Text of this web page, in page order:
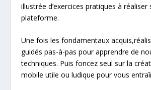
illustrée d’exercices pratiques à réaliser
plateforme.
Une fois les fondamentaux
guidés pas-à-pas pour apprendre de
techniques. Puis foncez seul sur la
mobile utile ou ludique pour vous